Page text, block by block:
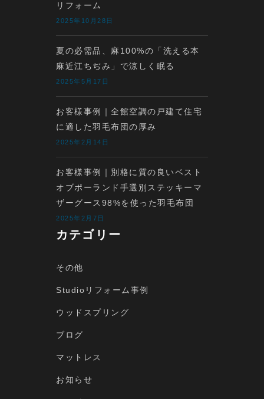
リフォーム
2025年10月28日
夏の必需品、麻100%の「洗える本
麻近江ちぢみ」で涼しく眠る
2025年5月17日
お客様事例｜全館空調の戸建て住宅
に適した羽毛布団の厚み
2025年2月14日
お客様事例｜別格に質の良いベスト
オブポーランド手選別ステッキーマ
ザーグース98%を使った羽毛布団
2025年2月7日
カテゴリー
その他
Studioリフォーム事例
ウッドスプリング
ブログ
マットレス
お知らせ